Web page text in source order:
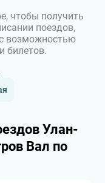
чтобы получить
поездов,
возможностью
билетов.
Улан-
Вал по